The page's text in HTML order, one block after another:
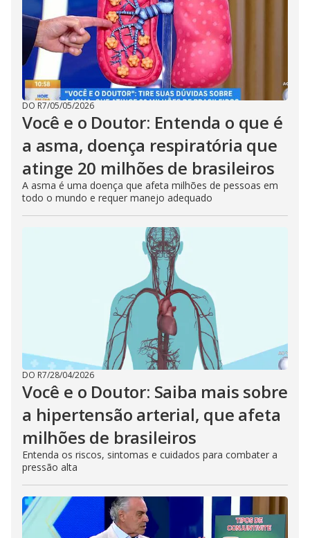
DO R7/05/05/2026
Você e o Doutor: Entenda o que é
a asma, doença respiratória que
atinge 20 milhões de brasileiros
A asma é uma doença que afeta milhões de pessoas em
todo o mundo e requer manejo adequado
DO R7/28/04/2026
Você e o Doutor: Saiba mais sobre
a hipertensão arterial, que afeta
milhões de brasileiros
Entenda os riscos, sintomas e cuidados para combater a
pressão alta